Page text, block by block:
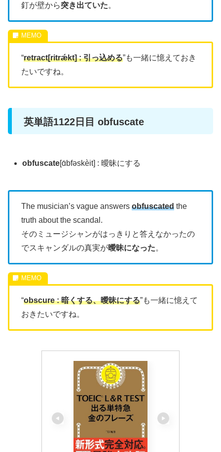
釘が壁から突き出ていた。
“retract[ritrǽkt] : 引っ込める”も一緒に憶えておき
たいですね。
英単語1122日目 obfuscate
obfuscate[ɑ́bfəskèit] : 曖昧にする
The musician’s vague answers obfuscated the
truth about the scandal.
そのミュージシャンがはっきりと答えなかったの
でスキャンダルの真実が曖昧になった。
“obscure : 暗くする、曖昧にする”も一緒に憶えて
おきたいですね。